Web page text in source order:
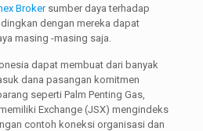
Brokersumber daya terhadap
dengan mereka dapat
masing -masing saja.
dapat membuat dari banyak
dana pasangan komitmen
seperti Palm Penting Gas,
Exchange (JSX) mengindeks
contoh koneksi organisasi dan